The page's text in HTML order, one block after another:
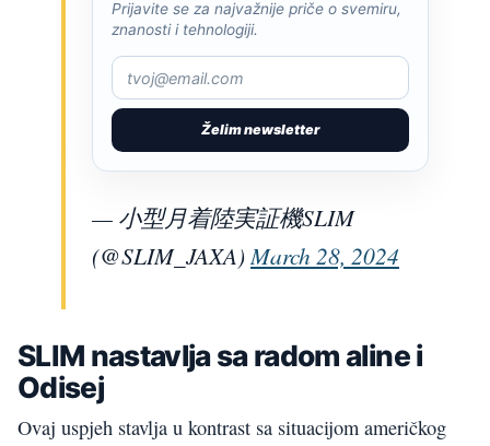
Želim newsletter
Prijavite se za najvažnije priče o svemiru,
znanosti i tehnologiji.
— 小型月着陸実証機SLIM
(@SLIM_JAXA)March 28, 2024
SLIM nastavlja sa radom aline i
Odisej
Ovaj uspjeh stavlja u kontrast sa situacijom američkog